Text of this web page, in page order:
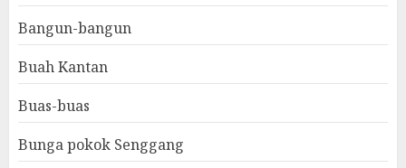
Bangun-bangun
Buah Kantan
Buas-buas
Bunga pokok Senggang